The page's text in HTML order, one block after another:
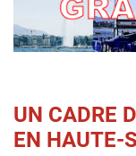
UN CADRE
EN HAUTE-